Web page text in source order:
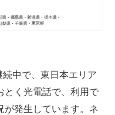
中で、東日本エリア
とく光電話で、利用で
が発生しています。ネ